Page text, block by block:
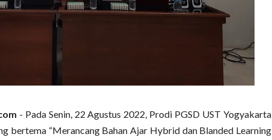
- Pada Senin, 22 Agustus 2022, Prodi PGSD UST Yogyakarta
bertema “Merancang Bahan Ajar Hybrid dan Blanded Learning